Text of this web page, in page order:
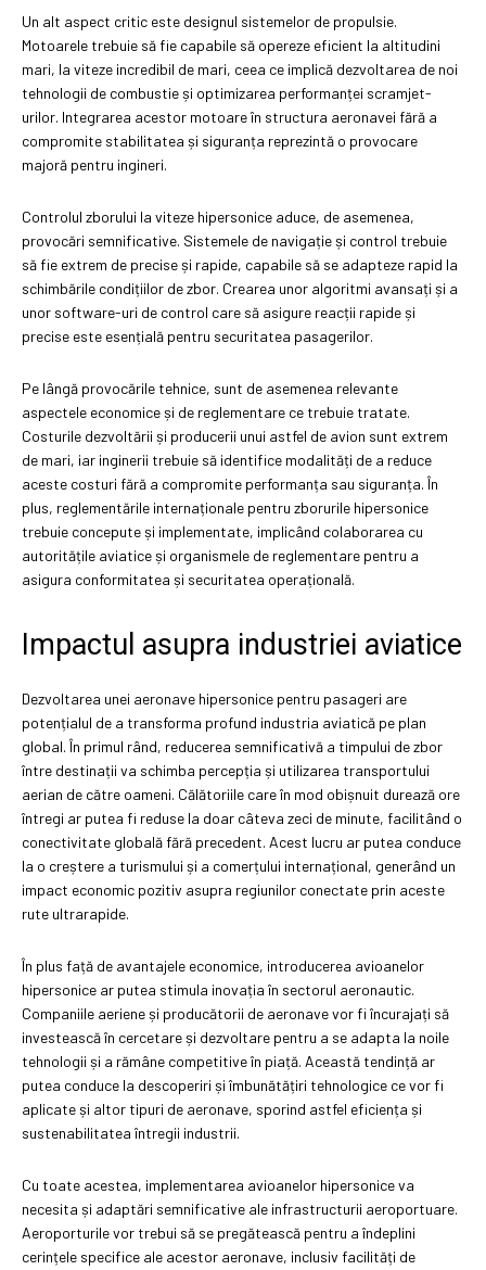
Un alt aspect critic este designul sistemelor de propulsie.
Motoarele trebuie să fie capabile să opereze eficient la altitudini
mari, la viteze incredibil de mari, ceea ce implică dezvoltarea de noi
tehnologii de combustie și optimizarea performanței scramjet-
urilor. Integrarea acestor motoare în structura aeronavei fără a
compromite stabilitatea și siguranța reprezintă o provocare
majoră pentru ingineri.
Controlul zborului la viteze hipersonice aduce, de asemenea,
provocări semnificative. Sistemele de navigație și control trebuie
să fie extrem de precise și rapide, capabile să se adapteze rapid la
schimbările condițiilor de zbor. Crearea unor algoritmi avansați și a
unor software-uri de control care să asigure reacții rapide și
precise este esențială pentru securitatea pasagerilor.
Pe lângă provocările tehnice, sunt de asemenea relevante
aspectele economice și de reglementare ce trebuie tratate.
Costurile dezvoltării și producerii unui astfel de avion sunt extrem
de mari, iar inginerii trebuie să identifice modalități de a reduce
aceste costuri fără a compromite performanța sau siguranța. În
plus, reglementările internaționale pentru zborurile hipersonice
trebuie concepute și implementate, implicând colaborarea cu
autoritățile aviatice și organismele de reglementare pentru a
asigura conformitatea și securitatea operațională.
Impactul asupra industriei aviatice
Dezvoltarea unei aeronave hipersonice pentru pasageri are
potențialul de a transforma profund industria aviatică pe plan
global. În primul rând, reducerea semnificativă a timpului de zbor
între destinații va schimba percepția și utilizarea transportului
aerian de către oameni. Călătoriile care în mod obișnuit durează ore
întregi ar putea fi reduse la doar câteva zeci de minute, facilitând o
conectivitate globală fără precedent. Acest lucru ar putea conduce
la o creștere a turismului și a comerțului internațional, generând un
impact economic pozitiv asupra regiunilor conectate prin aceste
rute ultrarapide.
În plus față de avantajele economice, introducerea avioanelor
hipersonice ar putea stimula inovația în sectorul aeronautic.
Companiile aeriene și producătorii de aeronave vor fi încurajați să
investească în cercetare și dezvoltare pentru a se adapta la noile
tehnologii și a rămâne competitive în piață. Această tendință ar
putea conduce la descoperiri și îmbunătățiri tehnologice ce vor fi
aplicate și altor tipuri de aeronave, sporind astfel eficiența și
sustenabilitatea întregii industrii.
Cu toate acestea, implementarea avioanelor hipersonice va
necesita și adaptări semnificative ale infrastructurii aeroportuare.
Aeroporturile vor trebui să se pregătească pentru a îndeplini
cerințele specifice ale acestor aeronave, inclusiv facilități de